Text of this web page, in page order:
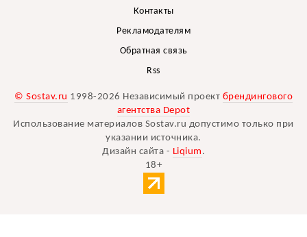
Контакты
Рекламодателям
Обратная связь
Rss
© Sostav.ru 1998-2026 Независимый проект брендингового
агентства Depot
Использование материалов Sostav.ru допустимо только при
указании источника.
Дизайн сайта - Liqium .
18+